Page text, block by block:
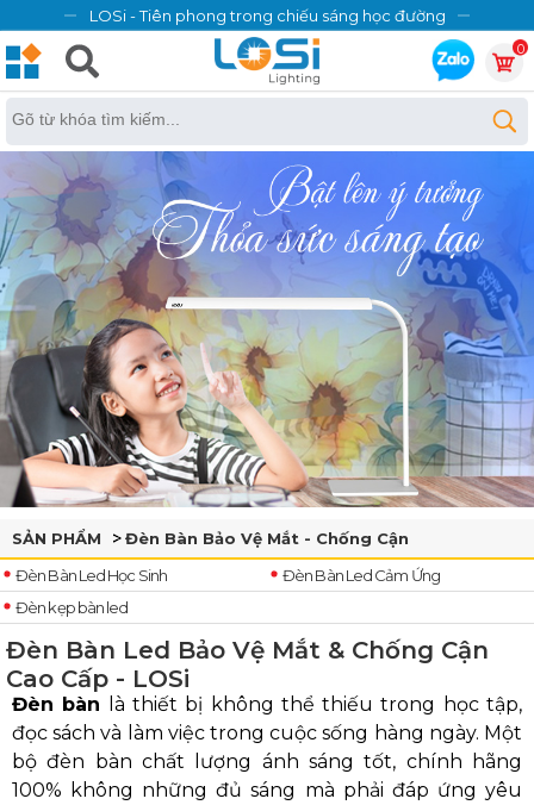
LOSi - Tiên phong trong chiếu sáng học đường
0
SẢN PHẨM
Đèn Bàn Bảo Vệ Mắt - Chống Cận
Đèn Bàn Led Học Sinh
Đèn Bàn Led Cảm Ứng
Đèn kẹp bàn led
Đèn Bàn Led Bảo Vệ Mắt & Chống Cận
Cao Cấp - LOSi
Đèn bàn là thiết bị không thể thiếu trong học tập,
đọc sách và làm việc trong cuộc sống hàng ngày. Một
bộ đèn bàn chất lượng ánh sáng tốt, chính hãng
100% không những đủ sáng mà phải đáp ứng yêu